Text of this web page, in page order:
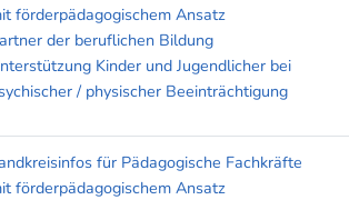
förderpädagogischem Ansatz
der beruflichen Bildung
Kinder und Jugendlicher bei
/ physischer Beeinträchtigung
für Pädagogische Fachkräfte
förderpädagogischem Ansatz